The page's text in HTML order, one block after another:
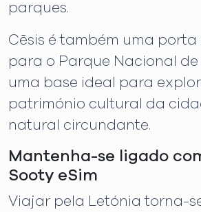
parques.
Cēsis é também uma
para o Parque Nacional de
uma base ideal para
património cultural da
natural circundante.
Mantenha-se ligado
Sooty eSim
Viajar pela Letónia torna-